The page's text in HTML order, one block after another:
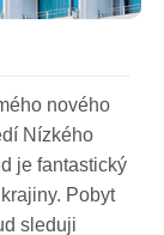
nového
Nízkého
je fantastický
Pobyt
sleduji